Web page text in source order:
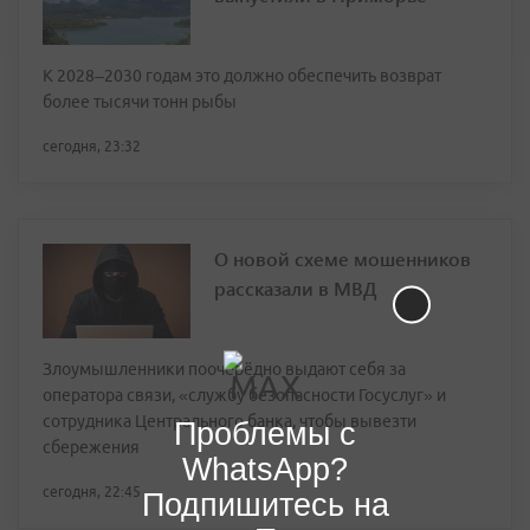
К 2028–2030 годам это должно обеспечить возврат
более тысячи тонн рыбы
сегодня, 23:32
О новой схеме мошенников
рассказали в МВД
Злоумышленники поочерёдно выдают себя за
оператора связи, «службу безопасности Госуслуг» и
сотрудника Центрального банка, чтобы вывезти
сбережения
сегодня, 22:45
Проблемы с
WhatsApp?
Подпишитесь на